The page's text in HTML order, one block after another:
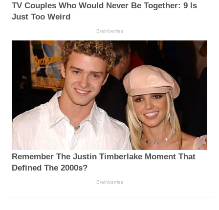
TV Couples Who Would Never Be Together: 9 Is
Just Too Weird
Brainberries
Remember The Justin Timberlake Moment That
Defined The 2000s?
Brainberries